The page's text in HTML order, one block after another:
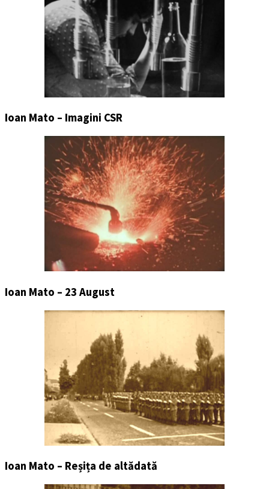
Ioan Mato – Imagini CSR
Ioan Mato – 23 August
Ioan Mato – Reșița de altădată